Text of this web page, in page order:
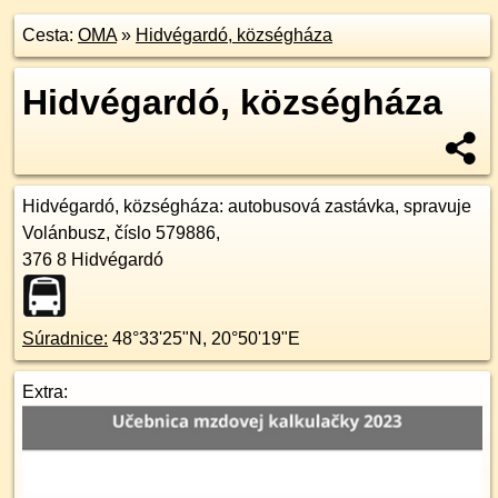
Cesta: OMA» Hidvégardó, községháza
Hidvégardó, községháza
Hidvégardó, községháza: autobusová zastávka, spravuje
Volánbusz, číslo 579886,
376 8 Hidvégardó
Súradnice: 48°33'25"N , 20°50'19"E
Extra: